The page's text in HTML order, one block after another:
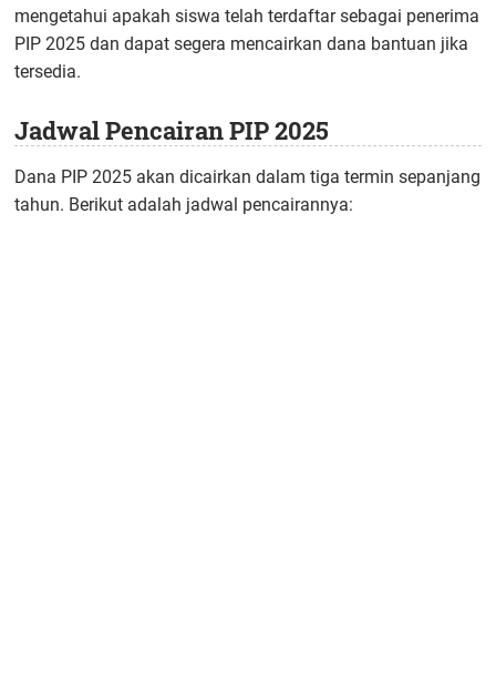
mengetahui apakah siswa telah terdaftar sebagai penerima
PIP 2025 dan dapat segera mencairkan dana bantuan jika
tersedia.
Jadwal Pencairan PIP 2025
Dana PIP 2025 akan dicairkan dalam tiga termin sepanjang
tahun. Berikut adalah jadwal pencairannya: